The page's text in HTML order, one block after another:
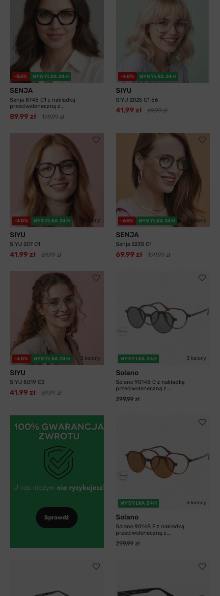
-55% WYSYŁKA 24H
SENJA
Senja 8745 C1 z nakładką
przeciwsłoneczną z...
89,99 zł 199,99 zł
-40% WYSYŁKA 24H
SIYU
SIYU 2025 C1 56
41,99 zł 69,99 zł
-40% WYSYŁKA 24H 2 kolory
SIYU
SIYU 207 C1
41,99 zł 69,99 zł
-65% WYSYŁKA 24H 2 kolory
SENJA
Senja 2235 C1
69,99 zł 199,99 zł
-40% WYSYŁKA 24H 3 kolory
SIYU
SIYU 5019 C3
41,99 zł 69,99 zł
WYSYŁKA 24H 3 kolory
Solano
Solano 90148 C z nakładką
przeciwsłoneczną z...
299,99 zł
Sprawdź
WYSYŁKA 24H 3 kolory
Solano
Solano 90148 F z nakładką
przeciwsłoneczną z...
299,99 zł